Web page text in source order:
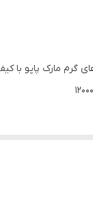
گرم مارک پاپو با